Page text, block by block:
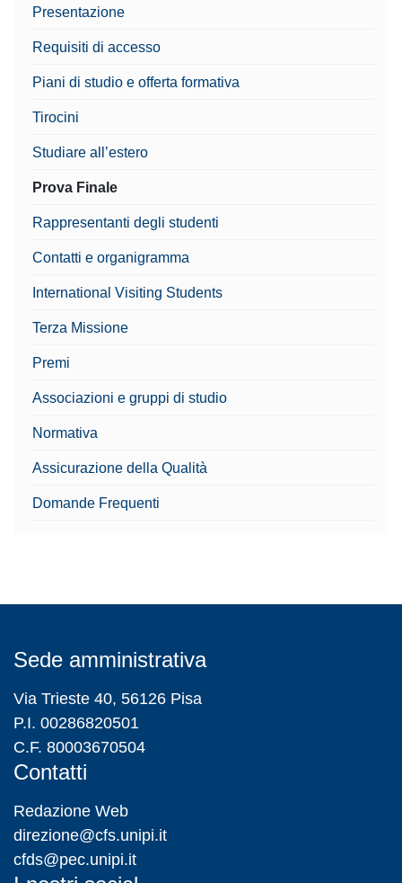
Presentazione
Requisiti di accesso
Piani di studio e offerta formativa
Tirocini
Studiare all’estero
Prova Finale
Rappresentanti degli studenti
Contatti e organigramma
International Visiting Students
Terza Missione
Premi
Associazioni e gruppi di studio
Normativa
Assicurazione della Qualità
Domande Frequenti
Sede amministrativa
Via Trieste 40, 56126 Pisa
P.I. 00286820501
C.F. 80003670504
Contatti
Redazione Web
direzione@cfs.unipi.it
cfds@pec.unipi.it